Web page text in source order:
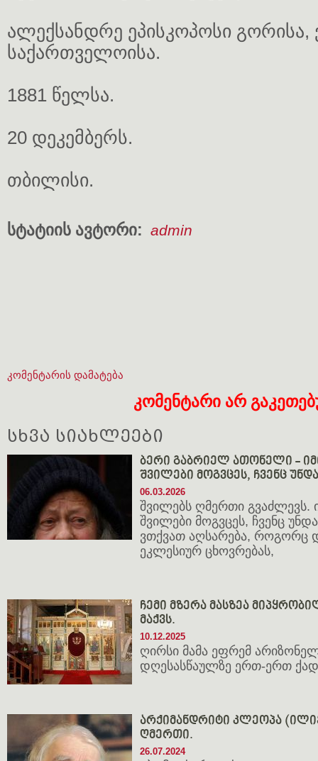
ალექსანდრე ეპისკოპოსი გორისა,
საქართველოისა.
1881 წელსა.
20 დეკემბერს.
თბილისი.
სტატიის ავტორი: admin
კომენტარის დამატება
კომენტარი არ
სხვა სიახლეები
ბერი გაბრიელ ათონელი -
შვილები მოგვცეს, ჩვენც
06.03.2026
შვილებს ღმერთი გვაძლევს.
შვილები მოგვცეს, ჩვენც
ვთქვათ აღსარება, როგორც
ეკლესიურ ცხოვრებას,
ჩემი მზერა მასზეა
მაქვს.
10.12.2025
ღირსი მამა ეფრემ
დღესასწაულზე ერთ-ერთ
არქიმანდრიტი კლეოპა
ღმერთი.
26.07.2024